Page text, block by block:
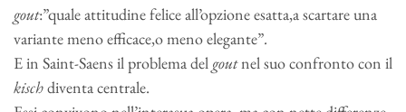
gout:”quale attitudine felice all’opzione esatta,a scartare una
variante meno efficace,o meno elegante”.
E in Saint-Saens il problema del goutnel suo confronto con il
kischdiventa centrale.